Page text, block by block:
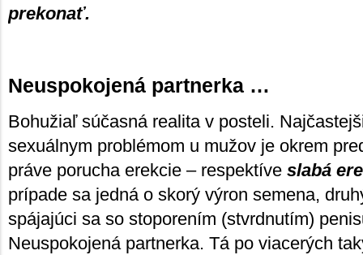
prekonať.
Neuspokojená partnerka …
Bohužiaľ súčasná realita v posteli.
sexuálnym problémom u mužov je okrem
práve porucha erekcie – respektíve slabá
prípade sa jedná o skorý výron semena,
spájajúci sa so stoporením (stvrdnutím)
Neuspokojená partnerka. Tá po viacerých